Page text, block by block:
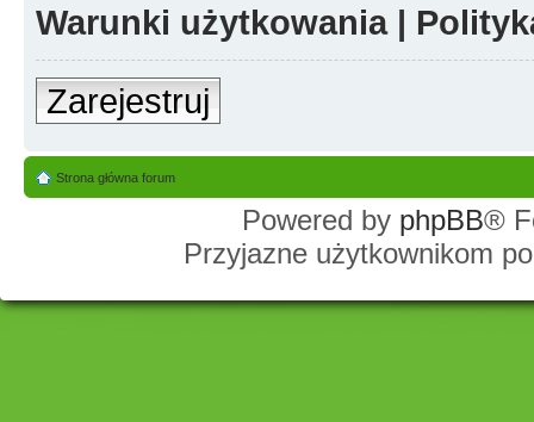
Warunki użytkowania|
Zarejestruj
Strona główna forum
Powered by phpBB®
Przyjazne użytkownikom